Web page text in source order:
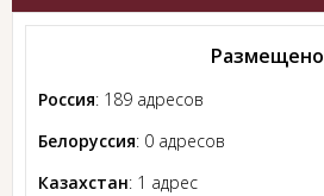
Размещено
Россия: 189 адресов
Белоруссия: 0 адресов
Казахстан: 1 адрес